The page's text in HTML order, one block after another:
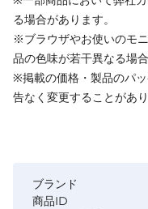
る場合があります。
※ブラウザやお使いのモ
品の色味が若干異なる場合
※掲載の価格・製品のパ
告なく変更することがあ
ブランド
商品ID